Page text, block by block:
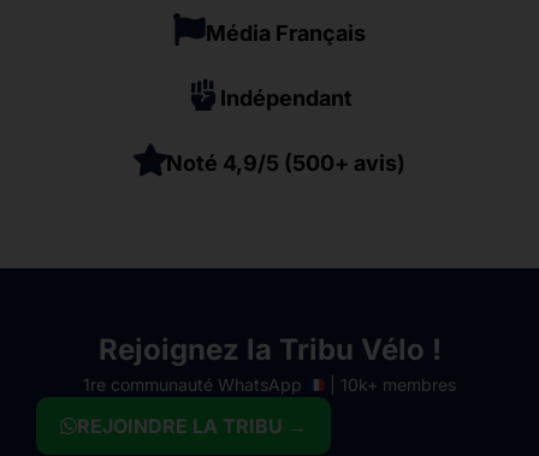
Média Français
Indépendant
Noté 4,9/5 (500+ avis)
Rejoignez la Tribu Vélo !
1re communauté WhatsApp | 10k+ membres
REJOINDRE LA TRIBU →